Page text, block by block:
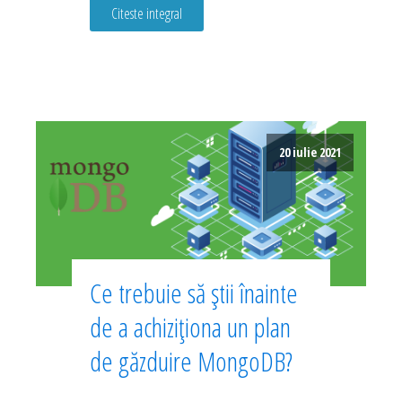
Citeste integral
20 iulie 2021
Ce trebuie să știi înainte
de a achiziționa un plan
de găzduire MongoDB?